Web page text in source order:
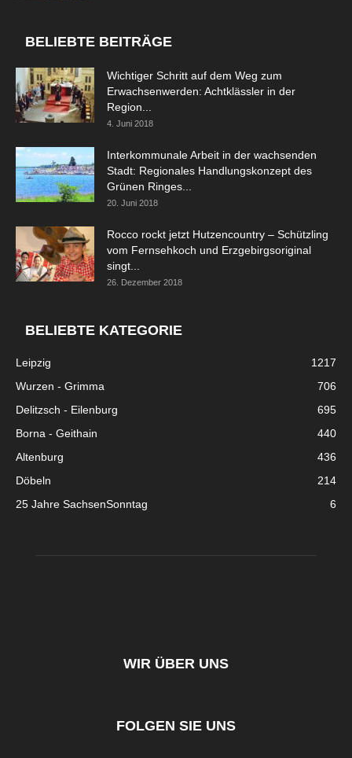
BELIEBTE BEITRÄGE
Wichtiger Schritt auf dem Weg zum
Erwachsenwerden: Achtklässler in der
Region...
4. Juni 2018
Interkommunale Arbeit in der wachsenden
Stadt: Regionales Handlungskonzept des
Grünen Ringes...
20. Juni 2018
Rocco rockt jetzt Hutzencountry – Schützling
vom Fernsehkoch und Erzgebirgsoriginal
singt...
26. Dezember 2018
BELIEBTE KATEGORIE
Leipzig
1217
Wurzen - Grimma
706
Delitzsch - Eilenburg
695
Borna - Geithain
440
Altenburg
436
Döbeln
214
25 Jahre SachsenSonntag
6
WIR ÜBER UNS
FOLGEN SIE UNS